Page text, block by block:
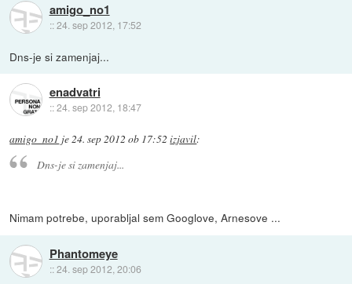
amigo_no1
::24. sep 2012, 17:52
Dns-je si zamenjaj...
enadvatri
::24. sep 2012, 18:47
amigo_no1 je24. sep 2012 ob 17:52 izjavil:
Dns-je si zamenjaj...
Nimam potrebe, uporabljal sem Googlove, Arnesove ...
Phantomeye
::24. sep 2012, 20:06